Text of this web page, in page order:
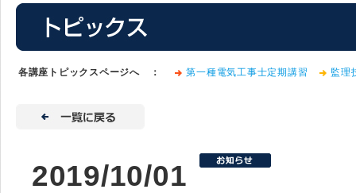
各講座トピックスページへ ： 第一種電気工事士定期講習 監理
2019/10/01